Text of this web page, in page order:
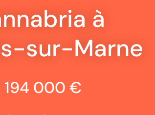
à
sur-Marne
194 000 €